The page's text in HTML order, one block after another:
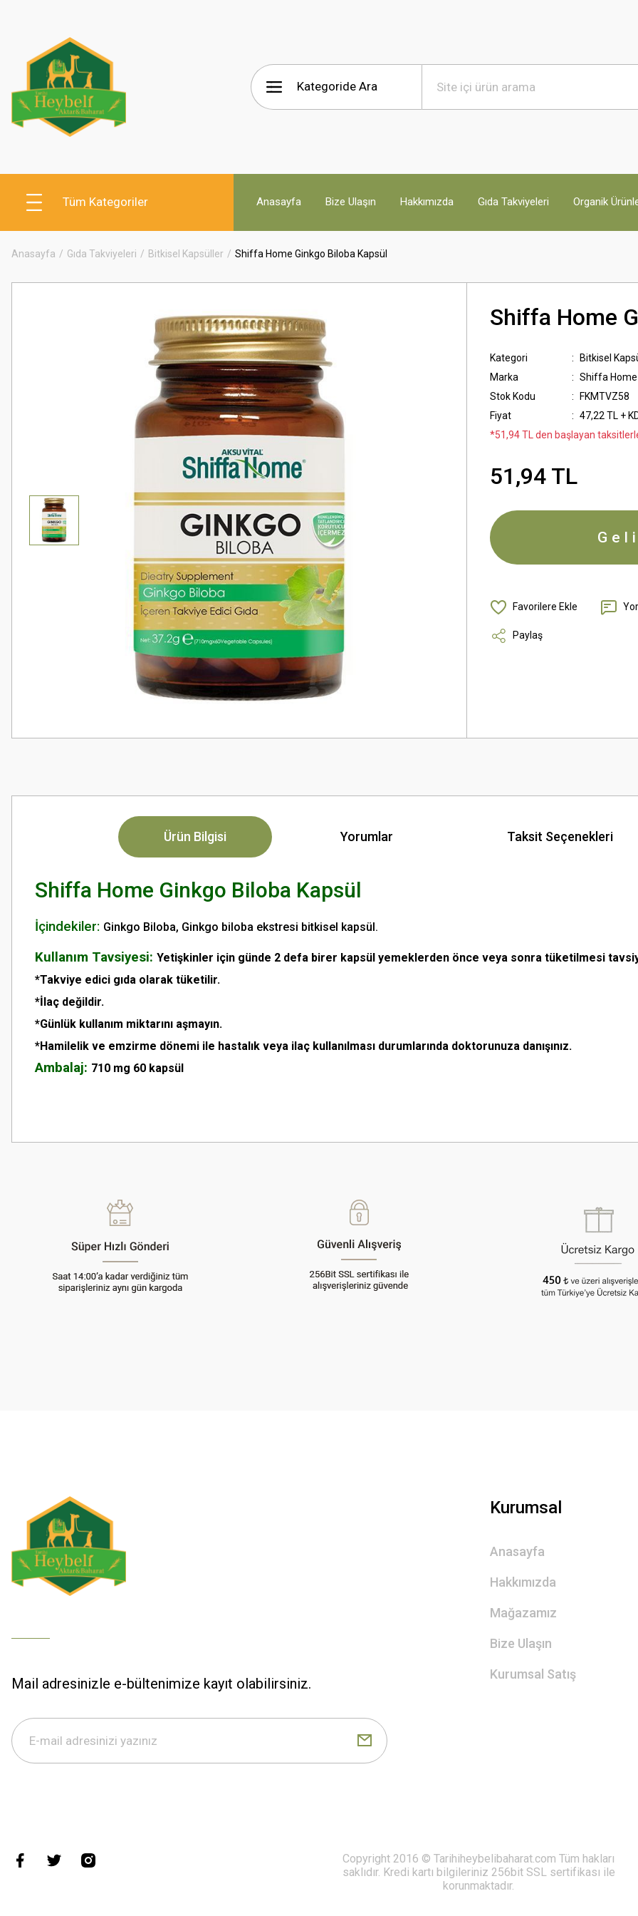
Tüm Kategoriler Anasayfa Bize Ulaşın Hakkımızda Gıda Takviyeleri Organik
Anasayfa Gıda Takviyeleri Bitkisel Kapsüller Shiffa Home Ginkgo Biloba Kapsül
Shiffa Home
Kategori
Bitkisel
Marka
Shiffa Home
Stok Kodu
FKMTVZ58
Fiyat
47,22 TL +
*51,94 TL den başlayan
51,94 TL
Paylaş
Ürün Bilgisi Yorumlar Taksit Seçenekleri
Shiffa Home Ginkgo Biloba Kapsül
İçindekiler: Ginkgo Biloba, Ginkgo biloba ekstresi bitkisel kapsül.
Kullanım Tavsiyesi: Yetişkinler için günde 2 defa birer kapsül yemeklerden önce veya sonra tüketilmesi
*Takviye edici gıda olarak tüketilir.
*İlaç değildir.
*Günlük kullanım miktarını aşmayın.
*Hamilelik ve emzirme dönemi ile hastalık veya ilaç kullanılması durumlarında doktorunuza danışınız.
Ambalaj: 710 mg 60 kapsül
Ürün bilgilerinde hatalar bulunuyor.
Bu ürüne benzer farklı alternatifler olmalı.
Mail adresinizle e-bültenimize kayıt olabilirsiniz.
Kurumsal
Anasayfa
Hakkımızda
Mağazamız
Bize Ulaşın
Kurumsal Satış
Copyright 2016 © Tarihiheybelibaharat.com Tüm hakları
saklıdır. Kredi kartı bilgileriniz 256bit SSL sertifikası ile
korunmaktadır.